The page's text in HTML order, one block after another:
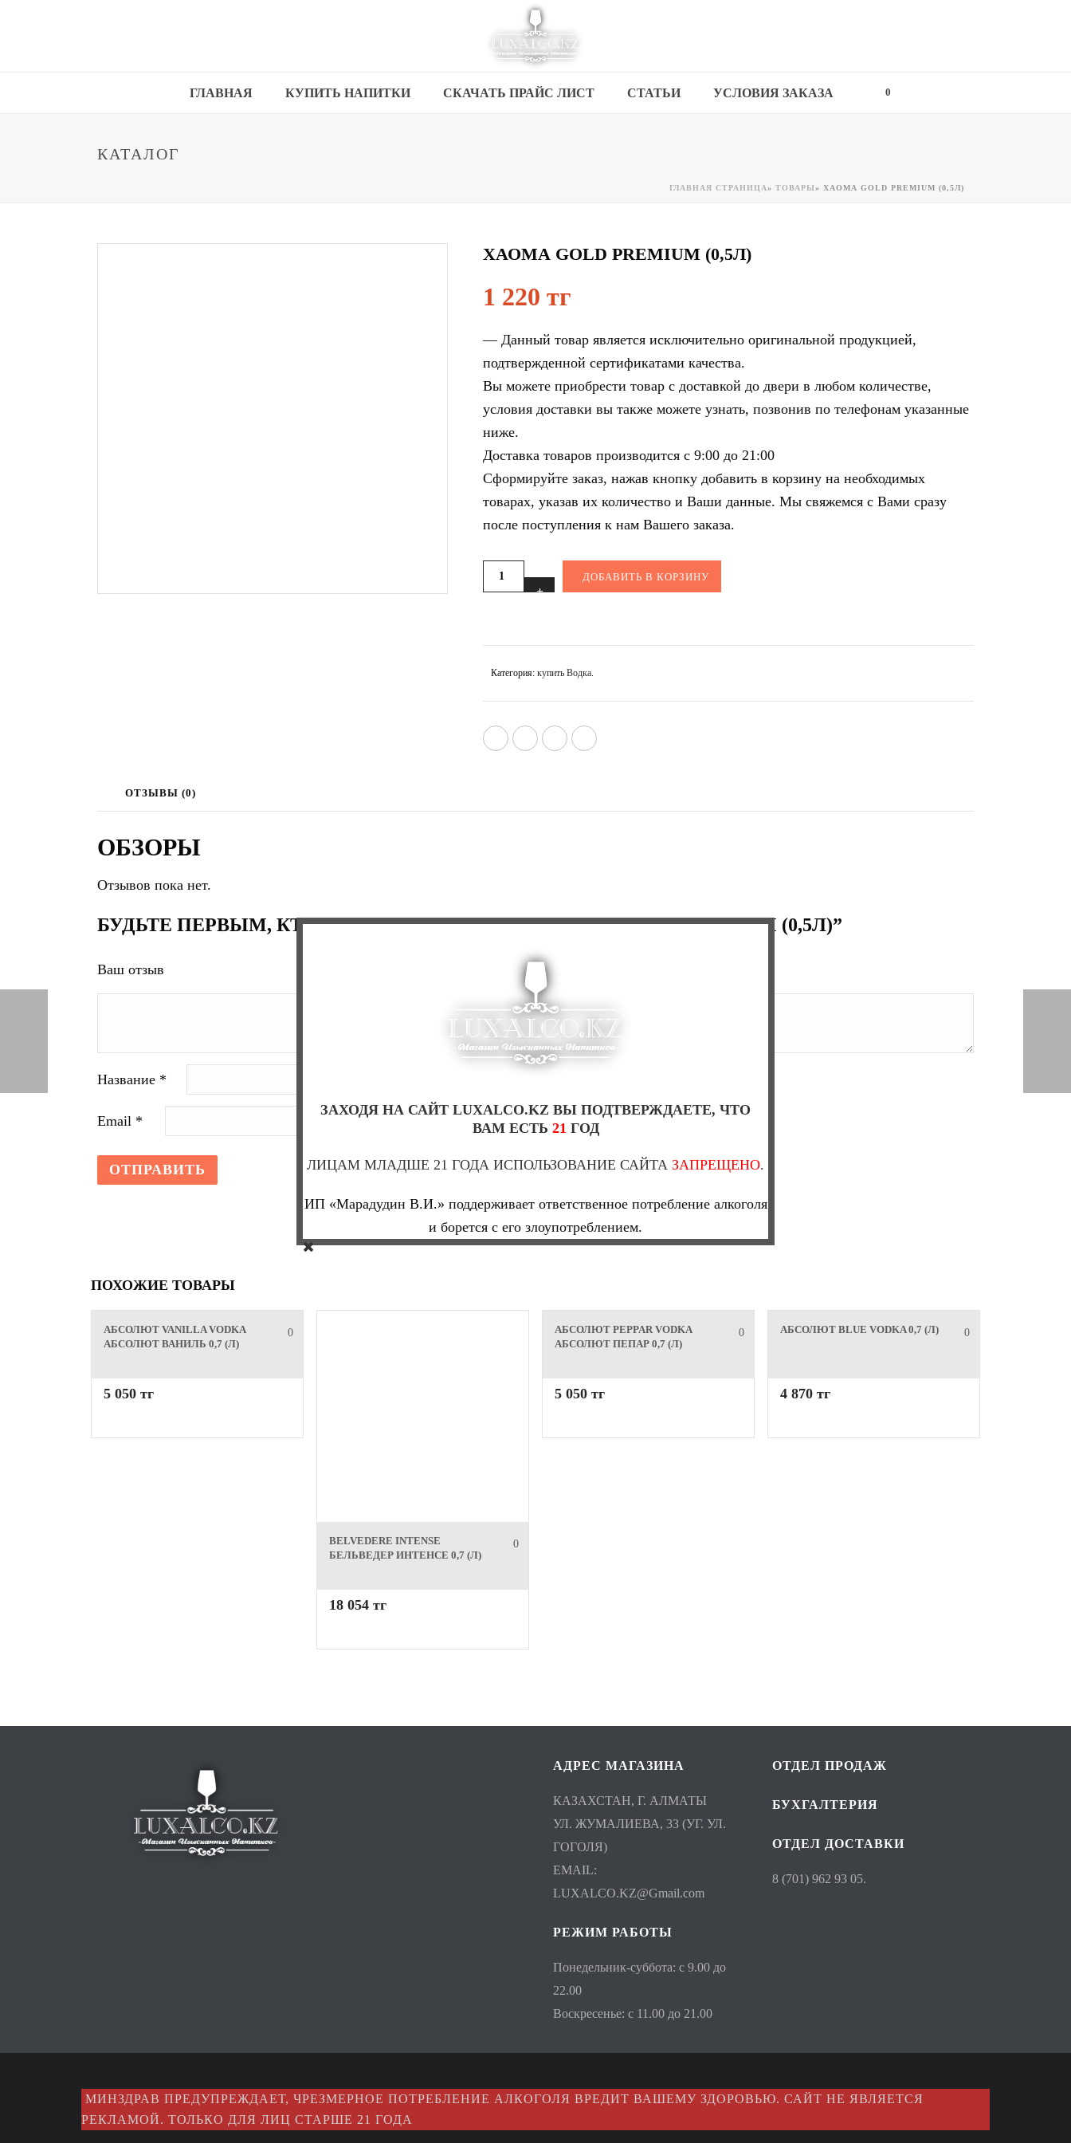
ГЛАВНАЯ КУПИТЬ НАПИТКИ СКАЧАТЬ ПРАЙС ЛИСТ СТАТЬИ УСЛОВИЯ ЗАКАЗА 0
КАТАЛОГ
ГЛАВНАЯ СТРАНИЦА» ТОВАРЫ» ХАОМА GOLD PREMIUM (0,5Л)
ХАОМА GOLD PREMIUM (0,5Л)
1 220 тг
— Данный товар является исключительно оригинальной продукцией,
подтвержденной сертификатами качества.
Вы можете приобрести товар с доставкой до двери в любом количестве,
условия доставки вы также можете узнать, позвонив по телефонам указанные
ниже.
Доставка товаров производится с 9:00 до 21:00
Сформируйте заказ, нажав кнопку добавить в корзину на необходимых
товарах, указав их количество и Ваши данные. Мы свяжемся с Вами сразу
после поступления к нам Вашего заказа.
ДОБАВИТЬ В КОРЗИНУ
Категория: купить Водка.
ОТЗЫВЫ (0)
ОБЗОРЫ
Отзывов пока нет.
БУДЬТЕ ПЕРВЫМ, КТО ОСТАВИЛ ОТЗЫВ НА “ХАОМА GOLD PREMIUM (0,5Л)”
Ваш отзыв
Название *
Email *
ПОХОЖИЕ ТОВАРЫ
0
АБСОЛЮТ VANILLA VODKA
АБСОЛЮТ ВАНИЛЬ 0,7 (Л)
5 050 тг
0
BELVEDERE INTENSE
БЕЛЬВЕДЕР ИНТЕНСЕ 0,7 (Л)
18 054 тг
0
АБСОЛЮТ PEPPAR VODKA
АБСОЛЮТ ПЕПАР 0,7 (Л)
5 050 тг
0
АБСОЛЮТ BLUE VODKA 0,7 (Л)
4 870 тг
АДРЕС МАГАЗИНА
КАЗАХСТАН, Г. АЛМАТЫ
УЛ. ЖУМАЛИЕВА, 33 (УГ. УЛ.
ГОГОЛЯ)
EMAIL:
LUXALCO.KZ@Gmail.com
РЕЖИМ РАБОТЫ
Понедельник-суббота: с 9.00 до
22.00
Воскресенье: с 11.00 до 21.00
ОТДЕЛ ПРОДАЖ
БУХГАЛТЕРИЯ
ОТДЕЛ ДОСТАВКИ
8 (701) 962 93 05.
МИНЗДРАВ ПРЕДУПРЕЖДАЕТ, ЧРЕЗМЕРНОЕ ПОТРЕБЛЕНИЕ АЛКОГОЛЯ ВРЕДИТ ВАШЕМУ ЗДОРОВЬЮ. САЙТ НЕ ЯВЛЯЕТСЯ
РЕКЛАМОЙ. ТОЛЬКО ДЛЯ ЛИЦ СТАРШЕ 21 ГОДА
ЗАХОДЯ НА САЙТ LUXALCO.KZ ВЫ ПОДТВЕРЖДАЕТЕ, ЧТО
ВАМ ЕСТЬ 21 ГОД
ЛИЦАМ МЛАДШЕ 21 ГОДА ИСПОЛЬЗОВАНИЕ САЙТА ЗАПРЕЩЕНО.
ИП «Марадудин В.И.» поддерживает ответственное потребление алкоголя
и борется с его злоупотреблением.